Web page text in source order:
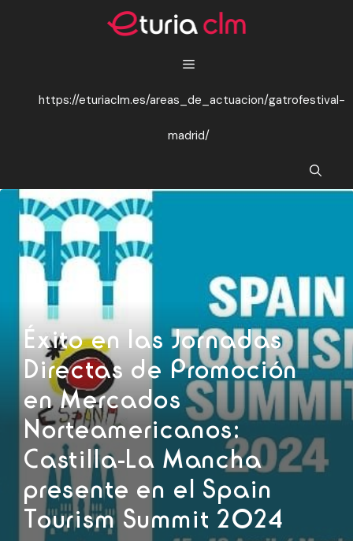
https://eturiaclm.es/areas_de_actuacion/gatrofestival-
madrid/
Éxito en las Jornadas
Directas de Promoción
en Mercados
Norteamericanos:
Castilla-La Mancha
presente en el Spain
Tourism Summit 2024